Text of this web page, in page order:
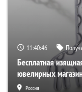
11:40:45
Бесплатная
ювелирных
Россия